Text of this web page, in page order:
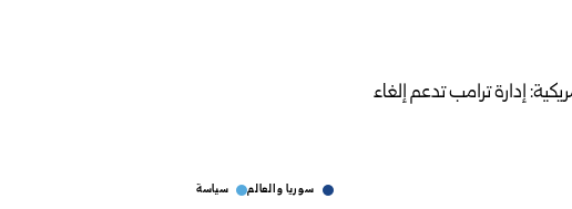
سوريا والعالم سياسة